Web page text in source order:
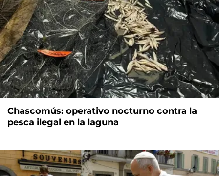
Chascomús: operativo nocturno contra la
pesca ilegal en la laguna